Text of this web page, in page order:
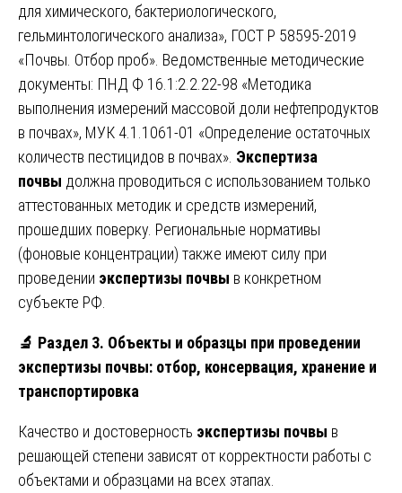
для химического, бактериологического,
гельминтологического анализа», ГОСТ Р 58595-2019
«Почвы. Отбор проб». Ведомственные методические
документы: ПНД Ф 16.1:2.2.22-98 «Методика
выполнения измерений массовой доли нефтепродуктов
в почвах», МУК 4.1.1061-01 «Определение остаточных
количеств пестицидов в почвах». Экспертиза
почвы должна проводиться с использованием только
аттестованных методик и средств измерений,
прошедших поверку. Региональные нормативы
(фоновые концентрации) также имеют силу при
проведении экспертизы почвы в конкретном
субъекте РФ.
🔬 Раздел 3. Объекты и образцы при проведении
экспертизы почвы: отбор, консервация, хранение и
транспортировка
Качество и достоверность экспертизы почвы в
решающей степени зависят от корректности работы с
объектами и образцами на всех этапах.